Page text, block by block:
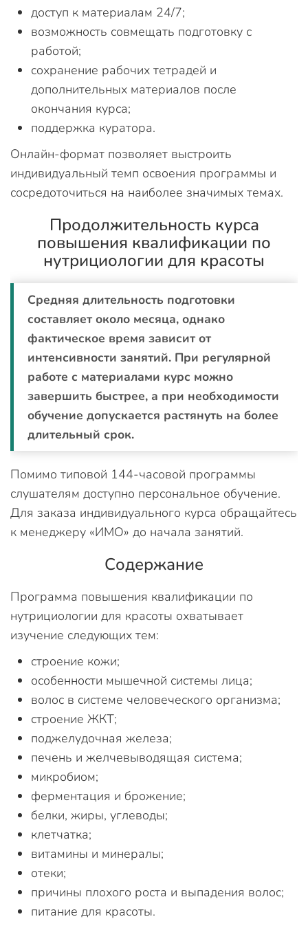
доступ к материалам 24/7;
возможность совмещать подготовку с
работой;
сохранение рабочих тетрадей и
дополнительных материалов после
окончания курса;
поддержка куратора.
Онлайн-формат позволяет выстроить
индивидуальный темп освоения программы и
сосредоточиться на наиболее значимых темах.
Продолжительность курса
повышения квалификации по
нутрициологии для красоты
Средняя длительность подготовки
составляет около месяца, однако
фактическое время зависит от
интенсивности занятий. При регулярной
работе с материалами курс можно
завершить быстрее, а при необходимости
обучение допускается растянуть на более
длительный срок.
Помимо типовой 144-часовой программы
слушателям доступно персональное обучение.
Для заказа индивидуального курса обращайтесь
к менеджеру «ИМО» до начала занятий.
Содержание
Программа повышения квалификации по
нутрициологии для красоты охватывает
изучение следующих тем:
строение кожи;
особенности мышечной системы лица;
волос в системе человеческого организма;
строение ЖКТ;
поджелудочная железа;
печень и желчевыводящая система;
микробиом;
ферментация и брожение;
белки, жиры, углеводы;
клетчатка;
витамины и минералы;
отеки;
причины плохого роста и выпадения волос;
питание для красоты.